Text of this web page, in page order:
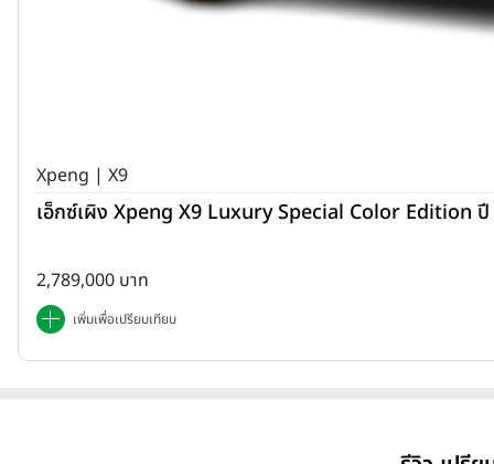
Xpeng | X9
เอ็กซ์เผิง Xpeng X9 Luxury Special Color Edition
2,789,000 บาท
เพิ่มเพื่อเปรียบเทียบ